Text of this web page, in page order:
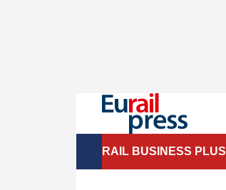
RAIL BUSINESS PLUS